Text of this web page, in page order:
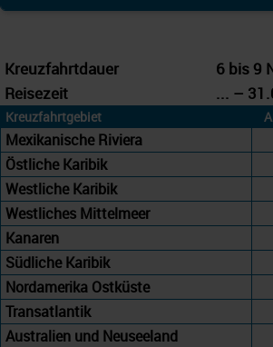
Kreuzfahrtdauer
6 bis 9
Reisezeit
... –
Kreuzfahrtgebiet
Mexikanische Riviera
Östliche Karibik
Westliche Karibik
Westliches Mittelmeer
Kanaren
Südliche Karibik
Nordamerika Ostküste
Transatlantik
Australien und Neuseeland